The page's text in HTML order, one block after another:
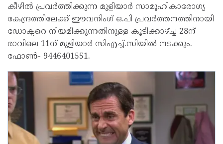
കീഴില്‍ പ്രവര്‍ത്തിക്കുന്ന മുളിയാര്‍ സാമൂഹികാരോഗ്യ
കേന്ദ്രത്തിലേക്ക് ഈവനിംഗ് ഒ.പി പ്രവര്‍ത്തനത്തിനായി
ഡോക്ടറെ നിയമിക്കുന്നതിനുള്ള കൂടിക്കാഴ്ച്ച 28ന്
രാവിലെ 11ന് മുളിയാര്‍ സിഎച്ച്.സിയില്‍ നടക്കും.
ഫോണ്‍- 9446401551.